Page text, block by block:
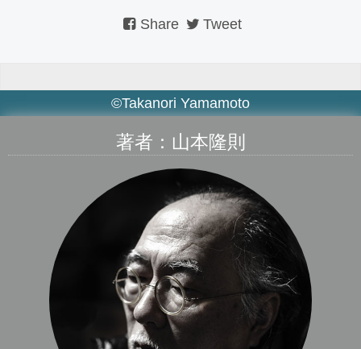
Share Tweet
©Takanori Yamamoto
著者：山本隆則